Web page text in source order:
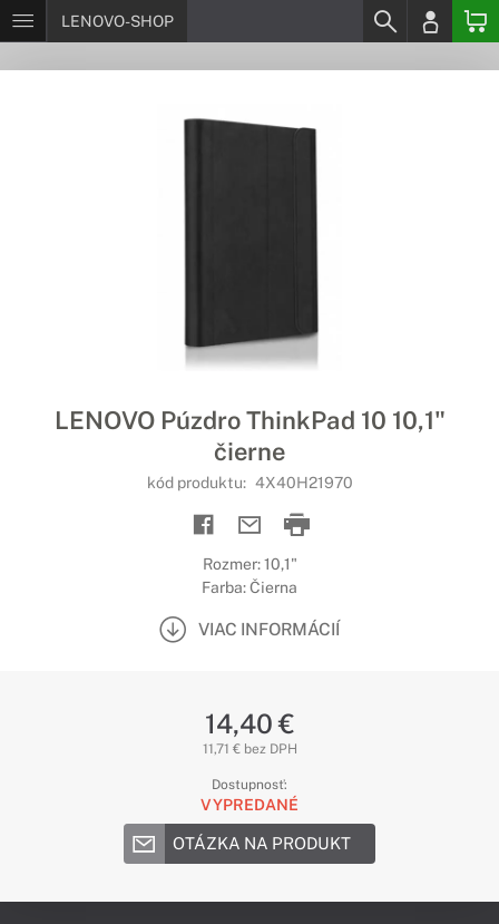
LENOVO-SHOP
LENOVO Púzdro ThinkPad 10 10,1"
čierne
kód produktu: 4X40H21970
Rozmer: 10,1"
Farba: Čierna
VIAC INFORMÁCIÍ
14,40 €
11,71 € bez DPH
Dostupnosť:
VYPREDANÉ
OTÁZKA NA PRODUKT